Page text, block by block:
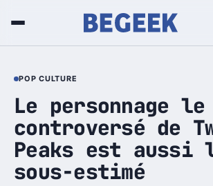
POP CULTURE
Le personnage
controversé de
Peaks est aussi
sous-estimé